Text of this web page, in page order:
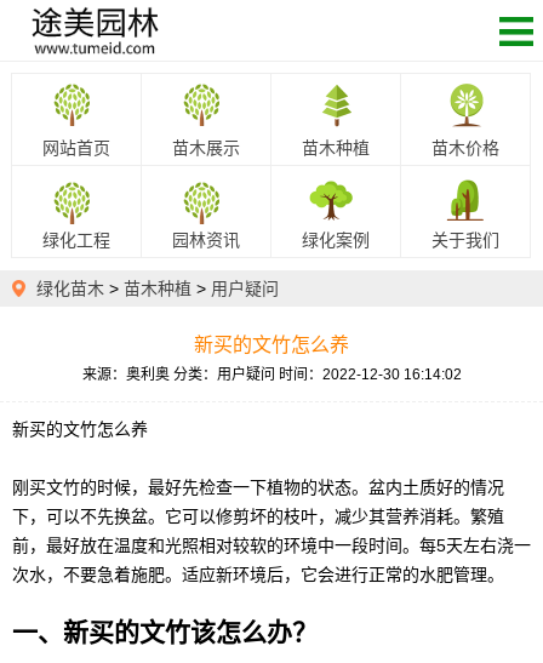
网站首页 苗木展示 苗木种植 苗木价格
绿化工程 园林资讯 绿化案例 关于我们
绿化苗木 > 苗木种植 > 用户疑问
新买的文竹怎么养
来源：奥利奥 分类：用户疑问 时间：2022-12-30 16:14:02
新买的文竹怎么养
刚买文竹的时候，最好先检查一下植物的状态。盆内土质好的情况
下，可以不先换盆。它可以修剪坏的枝叶，减少其营养消耗。繁殖
前，最好放在温度和光照相对较软的环境中一段时间。每5天左右浇一
次水，不要急着施肥。适应新环境后，它会进行正常的水肥管理。
一、新买的文竹该怎么办？